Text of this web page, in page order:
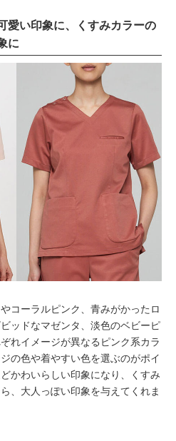
愛い印象に、くすみカラーの
に
コーラルピンク、青みがかったロ
ッドなマゼンタ、淡色のベビーピ
れイメージが異なるピンク系カラ
の色や着やすい色を選ぶのがポイ
かわいらしい印象になり、くすみ
、大人っぽい印象を与えてくれま